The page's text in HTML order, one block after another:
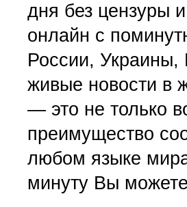
дня без цензуры
онлайн с
России,
живые новости в
— это не только
преимущество
любом языке
минуту Вы